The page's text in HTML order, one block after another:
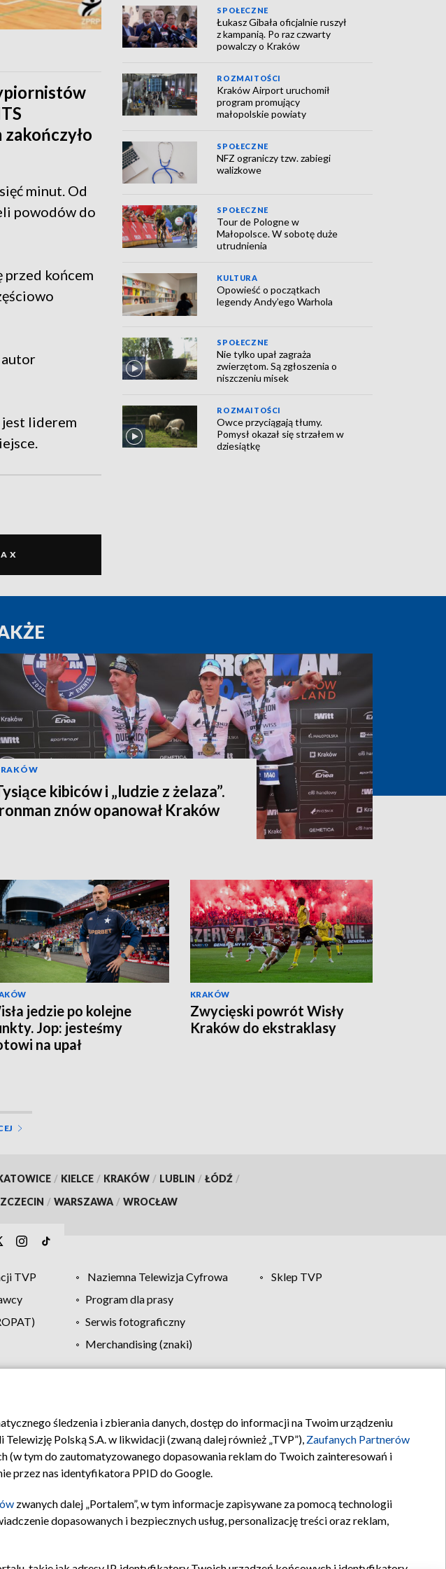
minut. Od
powodów do
przed końcem
autor
liderem
X
SPOŁECZNE
Łukasz Gibała oficjalnie ruszył
z kampanią. Po raz czwarty
powalczy o Kraków
ROZMAITOŚCI
Kraków Airport uruchomił
program promujący
małopolskie powiaty
SPOŁECZNE
NFZ ograniczy tzw. zabiegi
walizkowe
SPOŁECZNE
Tour de Pologne w
Małopolsce. W sobotę duże
utrudnienia
KULTURA
Opowieść o początkach
legendy Andy’ego Warhola
SPOŁECZNE
Nie tylko upał zagraża
zwierzętom. Są zgłoszenia o
niszczeniu misek
ROZMAITOŚCI
Owce przyciągają tłumy.
Pomysł okazał się strzałem w
dziesiątkę
kibiców i „ludzie z żelaza”.
znów opanował Kraków
jedzie po kolejne
Jop: jesteśmy
na upał
KRAKÓW
Zwycięski powrót Wisły
Kraków do ekstraklasy
/ KIELCE / KRAKÓW / LUBLIN / ŁÓDŹ /
/ WARSZAWA / WROCŁAW
TVP Naziemna Telewizja Cyfrowa
Sklep TVP
Program dla prasy
Serwis fotograficzny
Merchandising (znaki)
Pomoc Biuro reklamy Kontakt
śledzenia i zbierania danych, dostęp do informacji na Twoim urządzeniu
Polską S.A. w likwidacji (zwaną dalej również „TVP”), Zaufanych Partnerów
(w tym do zautomatyzowanego dopasowania reklam do Twoich zainteresowań i
przez nas identyfikatora PPID do Google.
zwanych dalej „Portalem”, w tym informacje zapisywane za pomocą technologii
dopasowanych i bezpiecznych usług, personalizację treści oraz reklam,